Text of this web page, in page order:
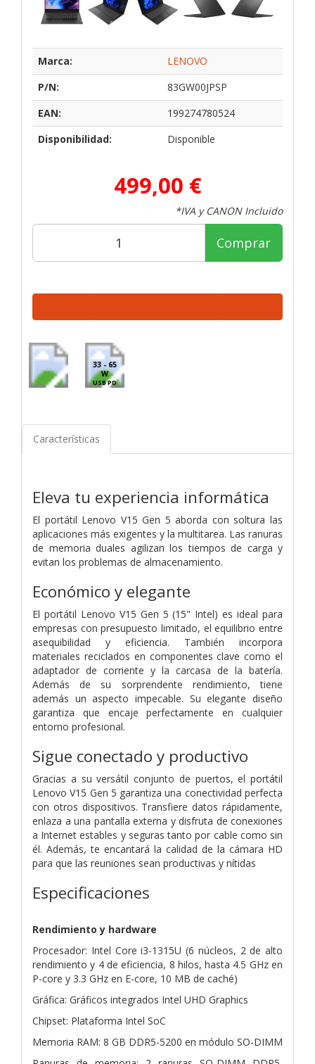
Marca:
LENOVO
P/N:
83GW00JPSP
EAN:
199274780524
Disponibilidad:
Disponible
499,00 €
*IVA y CANON Incluido
Comprar
33 - 65
W
USB PD
Características
Eleva tu experiencia informática
El portátil Lenovo V15 Gen 5 aborda con soltura las
aplicaciones más exigentes y la multitarea. Las ranuras
de memoria duales agilizan los tiempos de carga y
evitan los problemas de almacenamiento.
Económico y elegante
El portátil Lenovo V15 Gen 5 (15" Intel) es ideal para
empresas con presupuesto limitado, el equilibrio entre
asequibilidad y eficiencia. También incorpora
materiales reciclados en componentes clave como el
adaptador de corriente y la carcasa de la batería.
Además de su sorprendente rendimiento, tiene
además un aspecto impecable. Su elegante diseño
garantiza que encaje perfectamente en cualquier
entorno profesional.
Sigue conectado y productivo
Gracias a su versátil conjunto de puertos, el portátil
Lenovo V15 Gen 5 garantiza una conectividad perfecta
con otros dispositivos. Transfiere datos rápidamente,
enlaza a una pantalla externa y disfruta de conexiones
a Internet estables y seguras tanto por cable como sin
él. Además, te encantará la calidad de la cámara HD
para que las reuniones sean productivas y nítidas
Especificaciones
Rendimiento y hardware
Procesador: Intel Core i3-1315U (6 núcleos, 2 de alto
rendimiento y 4 de eficiencia, 8 hilos, hasta 4.5 GHz en
P-core y 3.3 GHz en E-core, 10 MB de caché)
Gráfica: Gráficos integrados Intel UHD Graphics
Chipset: Plataforma Intel SoC
Memoria RAM: 8 GB DDR5-5200 en módulo SO-DIMM